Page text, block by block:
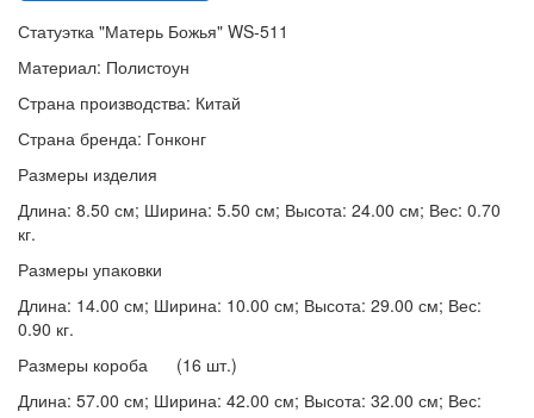
Статуэтка "Матерь Божья" WS-511
Материал: Полистоун
Страна производства: Китай
Страна бренда: Гонконг
Размеры изделия
Длина: 8.50 см; Ширина: 5.50 см; Высота: 24.00 см; Вес: 0.70
кг.
Размеры упаковки
Длина: 14.00 см; Ширина: 10.00 см; Высота: 29.00 см; Вес:
0.90 кг.
Размеры короба (16 шт.)
Длина: 57.00 см; Ширина: 42.00 см; Высота: 32.00 см; Вес: